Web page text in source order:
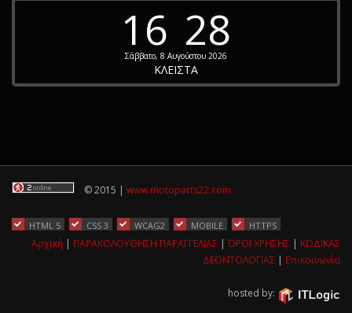
16 28
Σάββατο, 8 Αυγούστου 2026
ΚΛΕΙΣΤΑ
© 2015 | www.motoparts22.com
HTML 5 CSS 3 WCAG2 MOBILE HTTPS
Αρχική | ΠΑΡΑΚΟΛΟΥΘΗΣΗ ΠΑΡΑΓΓΕΛΙΑΣ |ΌΡΟΙ ΧΡΗΣΗΣ | ΚΩΔΙΚΑΣ
ΔΕΟΝΤΟΛΟΓΙΑΣ | Επικοινωνία
hosted by: